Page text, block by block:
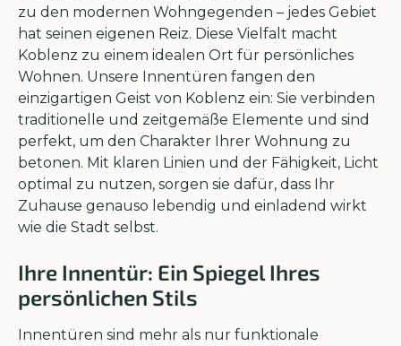
zu den modernen Wohngegenden – jedes Gebiet
hat seinen eigenen Reiz. Diese Vielfalt macht
Koblenz zu einem idealen Ort für persönliches
Wohnen. Unsere Innentüren fangen den
einzigartigen Geist von Koblenz ein: Sie verbinden
traditionelle und zeitgemäße Elemente und sind
perfekt, um den Charakter Ihrer Wohnung zu
betonen. Mit klaren Linien und der Fähigkeit, Licht
optimal zu nutzen, sorgen sie dafür, dass Ihr
Zuhause genauso lebendig und einladend wirkt
wie die Stadt selbst.
Ihre Innentür: Ein Spiegel Ihres
persönlichen Stils
Innentüren sind mehr als nur funktionale